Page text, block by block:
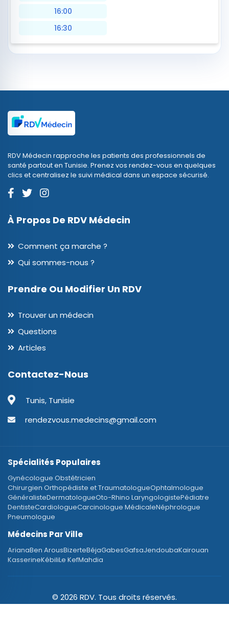
16:00
16:30
RDV Médecin rapproche les patients des professionnels de
santé partout en Tunisie. Prenez vos rendez-vous en quelques
clics et centralisez le suivi médical dans un espace sécurisé.
À Propos De RDV Médecin
Comment ça marche ?
Qui sommes-nous ?
Prendre Ou Modifier Un RDV
Trouver un médecin
Questions
Articles
Contactez-Nous
Tunis, Tunisie
rendezvous.medecins@gmail.com
Spécialités Populaires
Gynécologue Obstétricien
Chirurgien Orthopédiste et TraumatologueOphtalmologue
GénéralisteDermatologueOto-Rhino LaryngologistePédiatre
DentisteCardiologueCarcinologue MédicaleNéphrologue
Pneumologue
Médecins Par Ville
ArianaBen ArousBizerteBéjaGabesGafsaJendoubaKairouan
KasserineKébiliLe KefMahdia
© 2026 RDV. Tous droits réservés.